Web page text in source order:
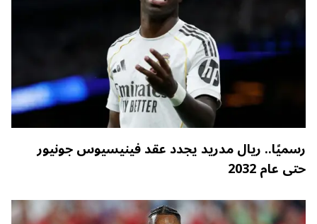
رسميًا.. ريال مدريد يجدد عقد فينيسيوس جونيور
حتى عام 2032